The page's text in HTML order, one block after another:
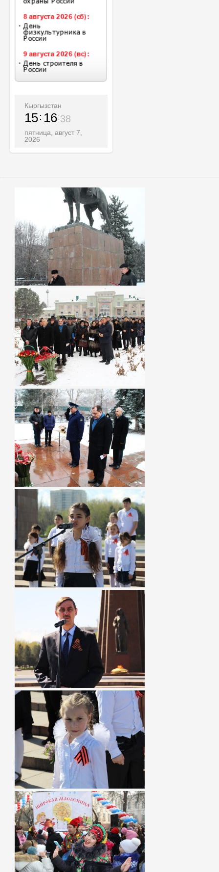
Кыргызстан
15 16 39
пятница, август 7,
2026